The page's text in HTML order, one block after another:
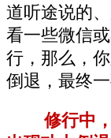
道听途说的
看一些微信
行，那么，
倒退，最终一
修行中